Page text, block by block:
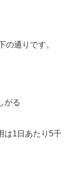
の通りです。
がる
は1日あたり5千